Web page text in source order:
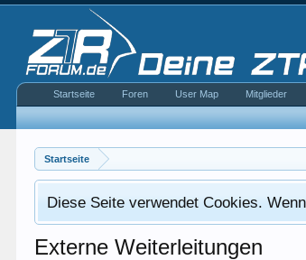
Startseite
Diese Seite verwendet Cookies.
Externe Weiterleitungen
Startseite Foren User Map Mitglieder